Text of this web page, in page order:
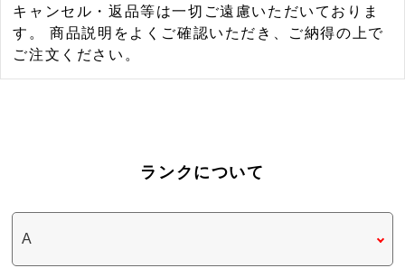
キャンセル・返品等は一切ご遠慮いただいておりま
す。 商品説明をよくご確認いただき、ご納得の上で
ご注文ください。
ランクについて